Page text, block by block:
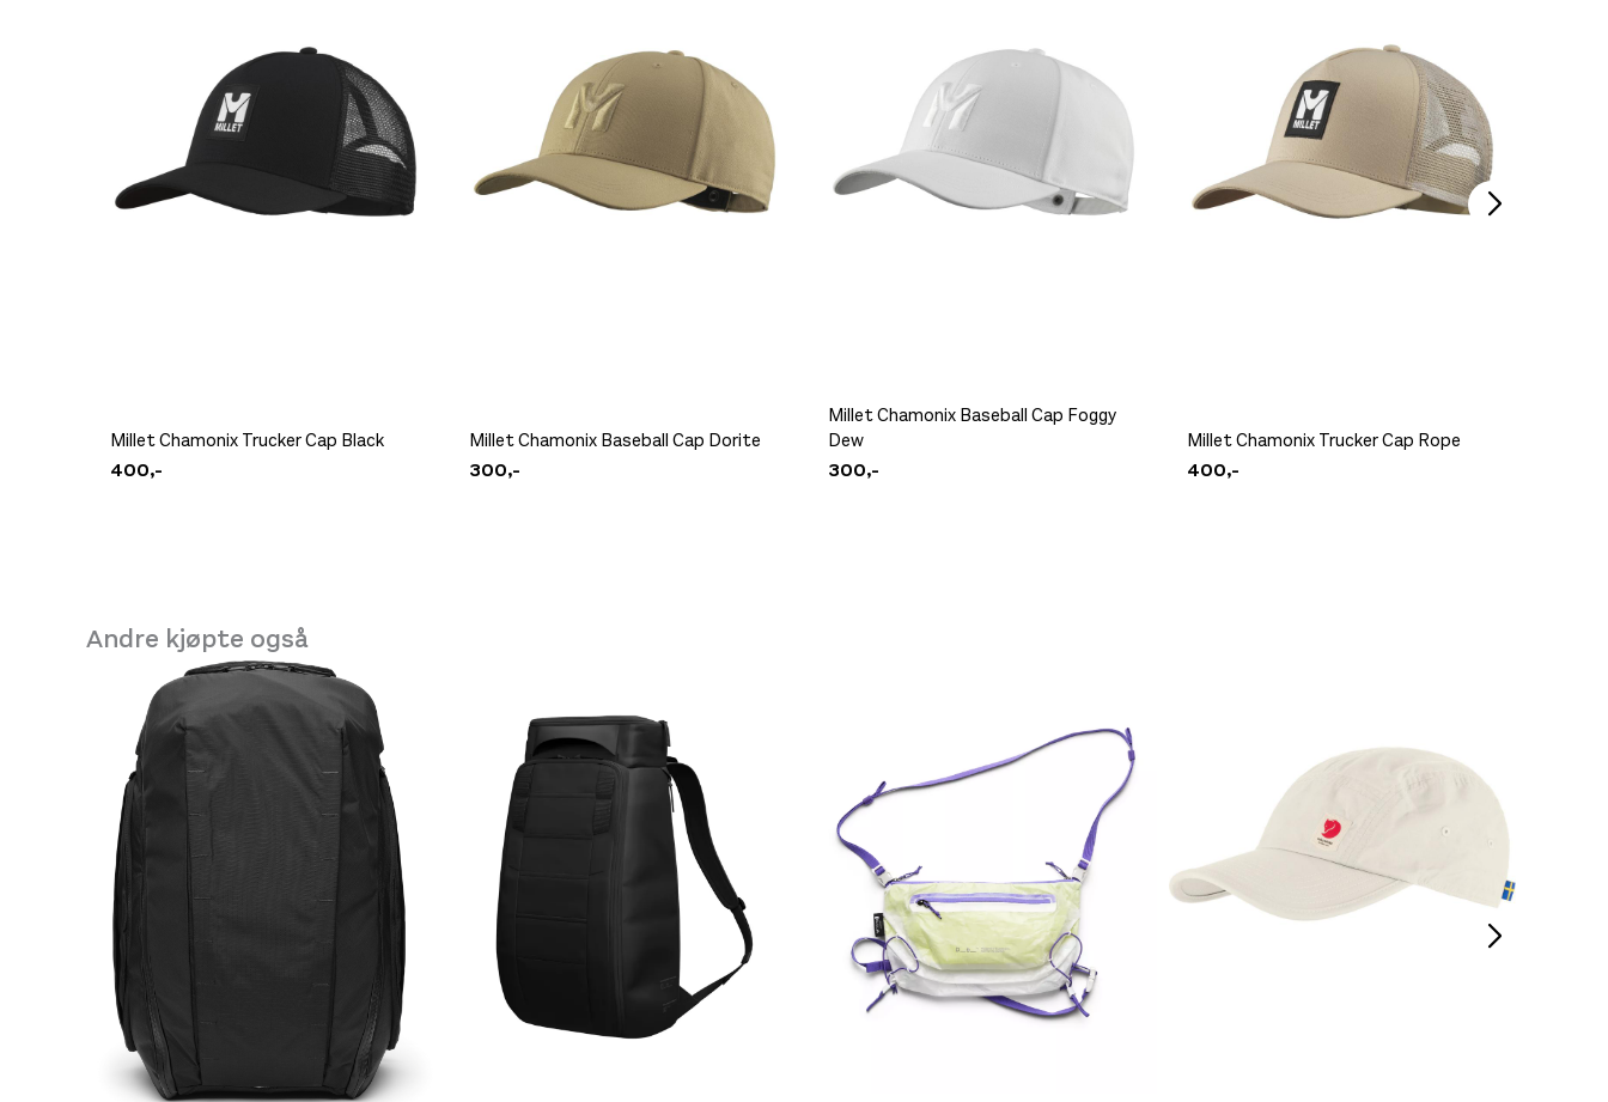
Millet Chamonix Trucker Cap Black
400,-
Millet Chamonix Baseball Cap Dorite
300,-
Millet Chamonix Baseball Cap Foggy
Dew
300,-
Millet Chamonix Trucker Cap Rope
400,-
Andre kjøpte også